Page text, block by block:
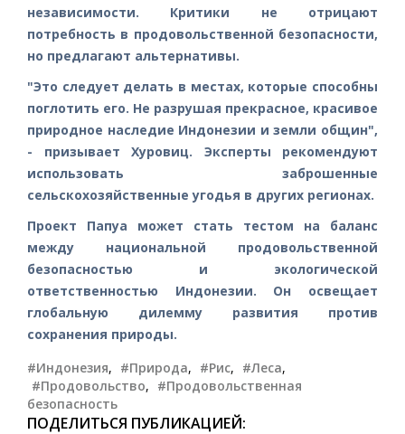
независимости. Критики не отрицают
потребность в продовольственной безопасности,
но предлагают альтернативы.
"Это следует делать в местах, которые способны
поглотить его. Не разрушая прекрасное, красивое
природное наследие Индонезии и земли общин",
- призывает Хуровиц. Эксперты рекомендуют
использовать заброшенные
сельскохозяйственные угодья в других регионах.
Проект Папуа может стать тестом на баланс
между национальной продовольственной
безопасностью и экологической
ответственностью Индонезии. Он освещает
глобальную дилемму развития против
сохранения природы.
#Индонезия, #Природа, #Рис, #Леса,
#Продовольство, #Продовольственная
безопасность
ПОДЕЛИТЬСЯ ПУБЛИКАЦИЕЙ: